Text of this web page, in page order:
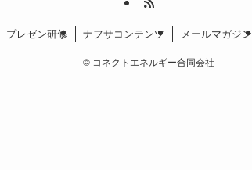
プレゼン研修 ナフサコンテンツ メールマガジン
© コネクトエネルギー合同会社